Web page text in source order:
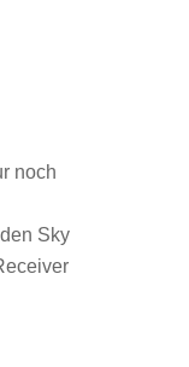
noch
Sky